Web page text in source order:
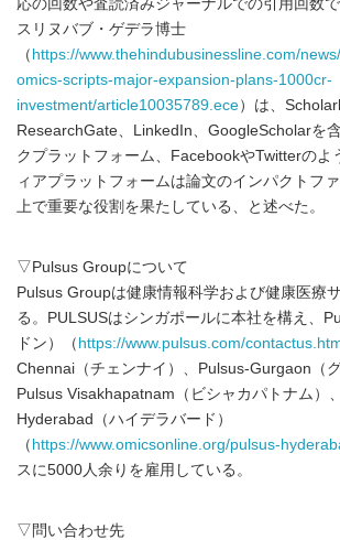
応の回数や査読済みジャーナルでの引用回数で
スリヌバブ・ゲデラ博士
（ https://www.thehindubusinessline.com/
omics-scripts-major-expansion-plans-1000cr-
investment/article10035789.ece）は、
ResearchGate、LinkedIn、GoogleScholarを
クプラットフォーム、FacebookやTwitterのよ
ィアプラットフォームは論文のインパクトフ
上で重要な役割を果たしている、と述べた。
▽Pulsus Groupについて
Pulsus Groupは健康情報科学および健康医療
る。PULSUSはシンガポールに本社を構え、
ドン）（ https://www.pulsus.com/
Chennai（チェンナイ）、Pulsus-Gurgaon（グ
Pulsus Visakhapatnam（ビシャカパトナム）
Hyderabad（ハイデラバード）
（ https://www.omicsonline.org/pulsus-
スに5000人余りを雇用している。
▽問い合わせ先